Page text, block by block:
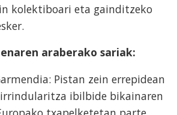
kolektiboari eta gainditzeko
araberako sariak:
Pistan zein errepidean
ibilbide bikainaren